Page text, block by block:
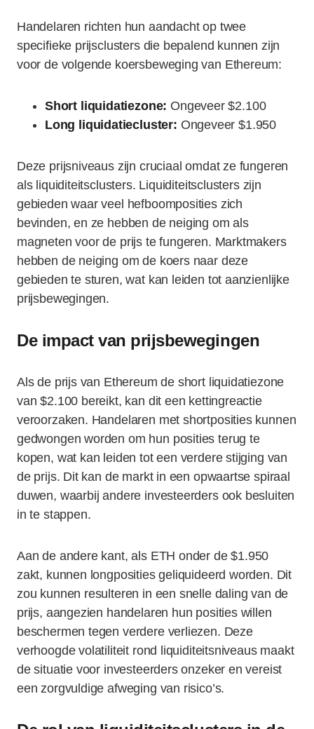
Handelaren richten hun aandacht op twee
specifieke prijsclusters die bepalend kunnen zijn
voor de volgende koersbeweging van Ethereum:
Short liquidatiezone: Ongeveer $2.100
Long liquidatiecluster: Ongeveer $1.950
Deze prijsniveaus zijn cruciaal omdat ze fungeren
als liquiditeitsclusters. Liquiditeitsclusters zijn
gebieden waar veel hefboomposities zich
bevinden, en ze hebben de neiging om als
magneten voor de prijs te fungeren. Marktmakers
hebben de neiging om de koers naar deze
gebieden te sturen, wat kan leiden tot aanzienlijke
prijsbewegingen.
De impact van prijsbewegingen
Als de prijs van Ethereum de short liquidatiezone
van $2.100 bereikt, kan dit een kettingreactie
veroorzaken. Handelaren met shortposities kunnen
gedwongen worden om hun posities terug te
kopen, wat kan leiden tot een verdere stijging van
de prijs. Dit kan de markt in een opwaartse spiraal
duwen, waarbij andere investeerders ook besluiten
in te stappen.
Aan de andere kant, als ETH onder de $1.950
zakt, kunnen longposities geliquideerd worden. Dit
zou kunnen resulteren in een snelle daling van de
prijs, aangezien handelaren hun posities willen
beschermen tegen verdere verliezen. Deze
verhoogde volatiliteit rond liquiditeitsniveaus maakt
de situatie voor investeerders onzeker en vereist
een zorgvuldige afweging van risico’s.